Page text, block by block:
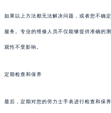
如果以上方法都无法解决问题，或者您不确
服务。专业的维修人员不仅能够提供准确的
观性不受影响。
定期检查和保养
最后，定期对您的劳力士手表进行检查和保